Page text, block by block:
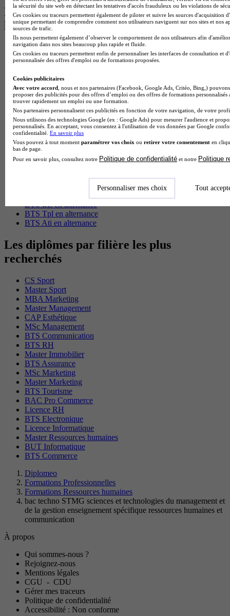
Les intitulés de diplôme par alternance
les plus recherchés
BTS Esf en alternance
BTS Dietetique en alternance
BTS Mco en alternance
BTS Pi en alternance
BTS Sp3s en alternance
Master CCA en alternance
BTS Ndrc en alternance
BTS Sam en alternance
Cap Fleuriste en alternance
BTS Sio en alternance
MSc Marketing Digital en alternance
BTS Gpme en alternance
Cap Electricien en alternance
BTS Domotique en alternance
BAC Pro Agora en alternance
BTS Iris en alternance
BTS Tpl en alternance
BTS Ati en alternance
Les diplômes par filière les plus
recherchés
CS Sport
Master Sport
MBA Marketing
Master Management
CAP Esthétique
MSc Management
BTS Communication
BTS RH
Master Immobilier
BTS Assurance
MSc Marketing
Master Marketing
BTS Tourisme
BAC Pro Commerce
Licence RH
BTS Electronique
Licence Informatique
Master Ressources humaines
BUT Informatique
BTS Commerce
Diplomeo
Formations Professionnelles
Formations Ressources humaines
bac techno STMG sciences et technologies du management et
de la gestion enseignement spécifique ressources humaines et
communication
À propos
Qui sommes-nous ?
Rejoignez-nous
Mentions légales
CGU - CDU
Gérer mes traceurs
Politique de confidentialité
Accessibilité : Non conforme
la sécurité du site web en détectant les tentatives d'accès frauduleux ou les violations de
Ces cookies ou traceurs permettent également de piloter et suivre les sources d'acquisition
unique permettant de comprendre comment nos utilisateurs naviguent sur nos sites et nos
sources de trafic.
Ils nous permettent également d’observer le comportement de nos utilisateurs afin
navigation dans nos sites beaucoup plus rapide et fluide.
Ces cookies ou traceurs permettent enfin de personnaliser les interfaces de consultation et
personnalisée des offres d'emploi ou de formations proposées.
Cookies publicitaires
Avec votre accord , nous et nos partenaires (Facebook, Google Ads, Critéo, Bing,)
proposer des publicités pour des offres d’emploi ou des offres de formations
trouver rapidement un emploi ou une formation.
Nos partenaires personnalisent ces publicités en fonction de votre navigation, de votre
Nous utilisons des technologies Google (ex : Google Ads) pour mesurer l'audience et
personnalisés. En acceptant, vous consentez à l'utilisation de vos données par Google
confidentialité. En savoir plus
Vous pouvez à tout moment paramétrer vos choix ou retirer votre consentement en
bas de page.
Pour en savoir plus, consultez notre Politique de confidentialité et notre Politique
Personnaliser mes choix Tout